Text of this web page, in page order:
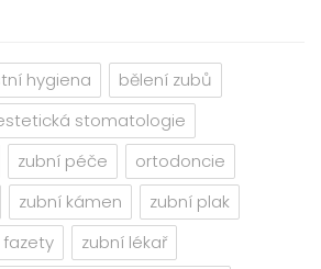
hygiena
bělení zubů
stomatologie
zubní péče
ortodoncie
zubní kámen
zubní plak
fazety
zubní lékař